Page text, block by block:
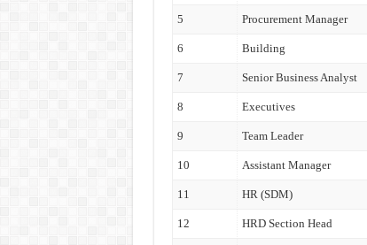
5 Procurement Manager
6 Building
7 Senior Business Analyst
8 Executives
9 Team Leader
10 Assistant Manager
11 HR (SDM)
12 HRD Section Head